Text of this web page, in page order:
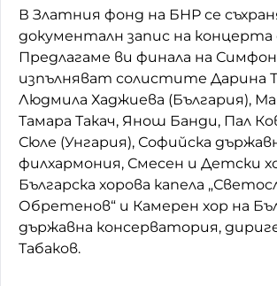
В Златния фонд на БНР се
документалн запис на концерта
Предлагаме ви финала на
изпълняват солистите Дарина
Людмила Хаджиева (България),
Тамара Такач, Янош Банди, Пал
Сюле (Унгария), Софийска
филхармония, Смесен и Детски
Българска хорова капела
Обретенов“ и Камерен хор на
държавна консерватория,
Табаков.